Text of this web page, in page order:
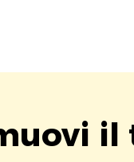
il